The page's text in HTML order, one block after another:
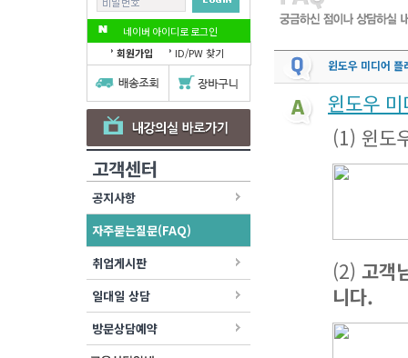
네이버 아이디로 로그인
회원가입
ID/PW 찾기
고객센터
공지사항
자주묻는질문(FAQ)
취업게시판
일대일 상담
방문상담예약
윈도우 미디어 플
윈도우
(1) 윈도
(2) 고객
니다.